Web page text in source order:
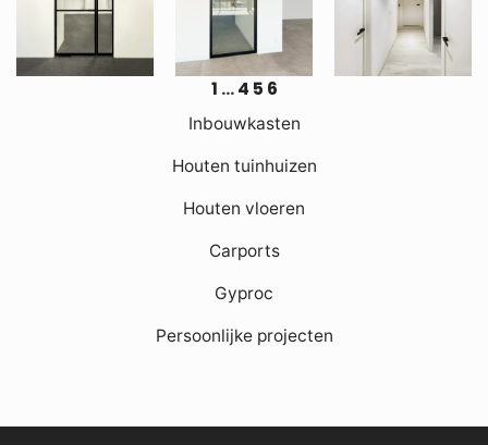
Inbouwkasten
Houten tuinhuizen
Houten vloeren
Carports
Gyproc
Persoonlijke projecten
1 … 4 5 6